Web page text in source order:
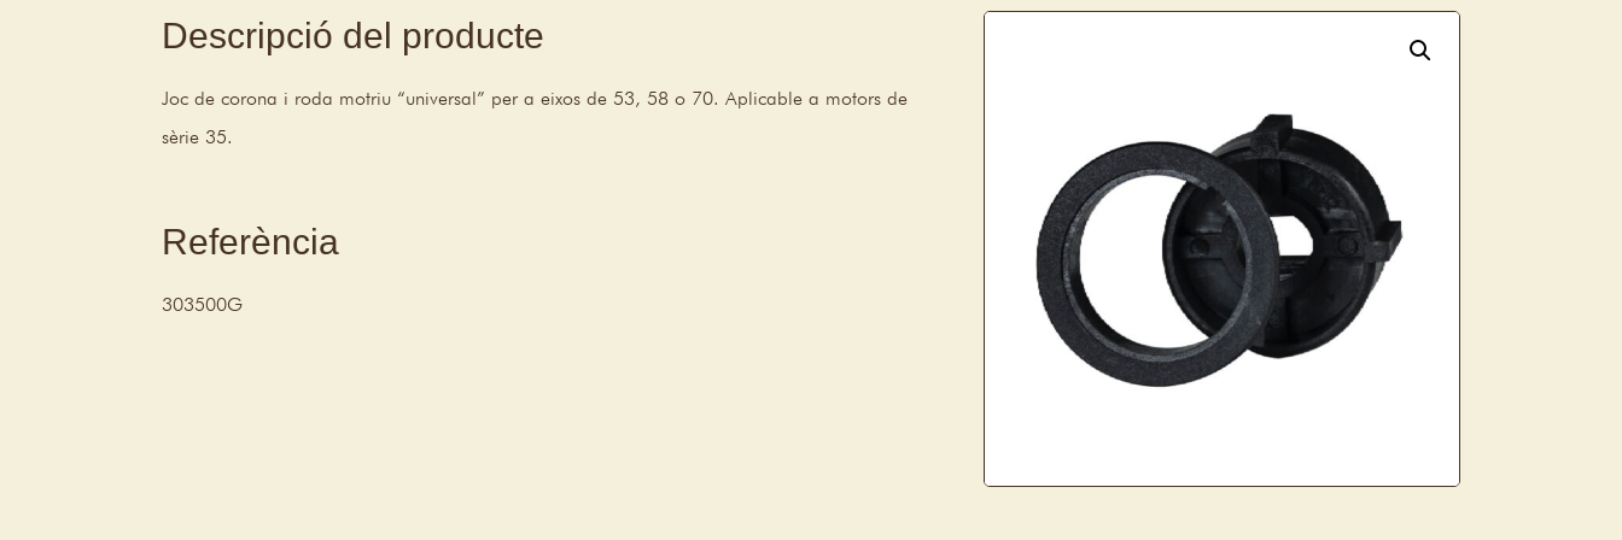
Descripció del producte
Joc de corona i roda motriu “universal” per a eixos de 53, 58 o 70. Aplicable a motors de
sèrie 35.
Referència
303500G